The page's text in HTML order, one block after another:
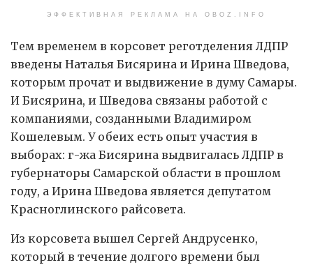
ЭФФЕКТИВНАЯ РЕКЛАМА НА OBOZ.INFO
Тем временем в корсовет реготделения ЛДПР
введены Наталья Бисярина и Ирина Шведова,
которым прочат и выдвижение в думу Самары.
И Бисярина, и Шведова связаны работой с
компаниями, созданными Владимиром
Кошелевым. У обеих есть опыт участия в
выборах: г-жа Бисярина выдвигалась ЛДПР в
губернаторы Самарской области в прошлом
году, а Ирина Шведова является депутатом
Красноглинского райсовета.
Из корсовета вышел Сергей Андрусенко,
который в течение долгого времени был